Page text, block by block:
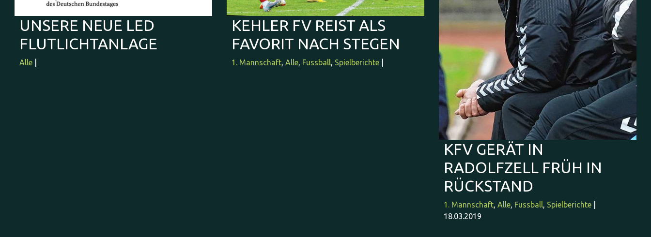
UNSERE NEUE LED
FLUTLICHTANLAGE
Alle
KEHLER FV REIST ALS
FAVORIT NACH STEGEN
1. Mannschaft, Alle, Fussball, Spielberichte|
KFV GERÄT IN
RADOLFZELL FRÜH IN
RÜCKSTAND
1. Mannschaft, Alle, Fussball Spielberichte|
18.03.2019